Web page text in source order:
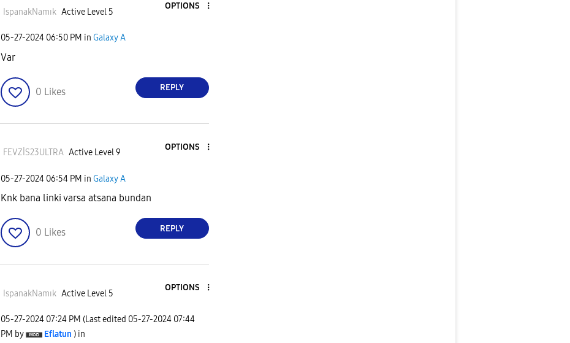
IspanakNamık Active Level 5
OPTIONS
‎05-27-2024 06:50 PM in Galaxy A
Var
0 Likes REPLY
FEVZİS23ULTRA Active Level 9
OPTIONS
‎05-27-2024 06:54 PM in Galaxy A
Knk bana linki varsa atsana bundan
0 Likes REPLY
IspanakNamık Active Level 5
OPTIONS
‎05-27-2024 07:24 PM (Last edited ‎05-27-2024 07:44
PM by Eflatun ) in